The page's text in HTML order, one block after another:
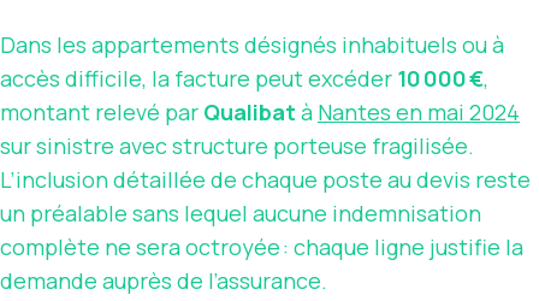
Dans les appartements désignés inhabituels ou à
accès difficile, la facture peut excéder 10 000 €,
montant relevé par Qualibat à Nantes en mai 2024
sur sinistre avec structure porteuse fragilisée.
L’inclusion détaillée de chaque poste au devis reste
un préalable sans lequel aucune indemnisation
complète ne sera octroyée : chaque ligne justifie la
demande auprès de l’assurance.